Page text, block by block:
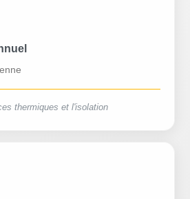
thermiques et l'isolation